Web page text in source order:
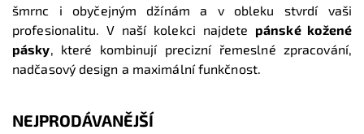
šmrnc i obyčejným džínám a v obleku stvrdí vaši
profesionalitu. V naší kolekci najdete pánské kožené
pásky, které kombinují precizní řemeslné zpracování,
nadčasový design a maximální funkčnost.
NEJPRODÁVANĚJŠÍ